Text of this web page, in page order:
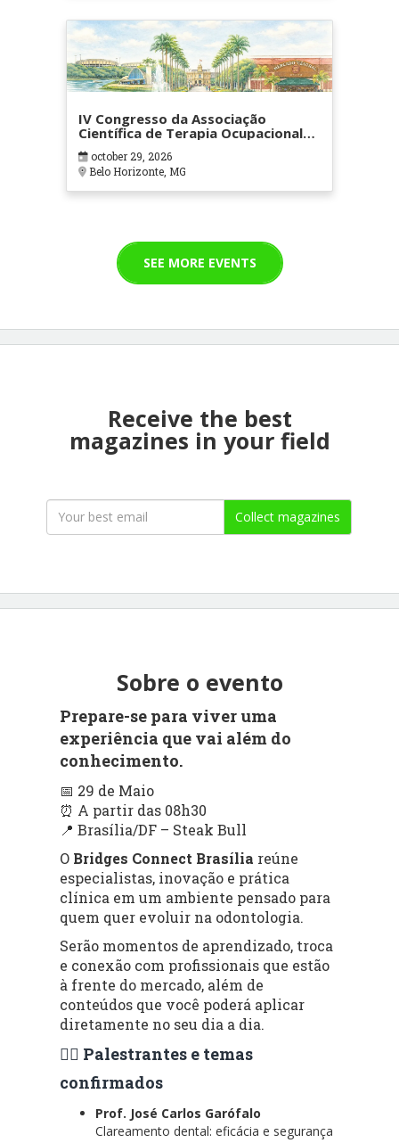
IV Congresso da Associação
Científica de Terapia Ocupacional
em Contextos Hospitalares e
Cuidados Paliativos - ATOHOSP
october 29, 2026
Belo Horizonte, MG
SEE MORE EVENTS
Receive the best
magazines in your field
Collect magazines
Sobre o evento
Prepare-se para viver uma
experiência que vai além do
conhecimento.
📅 29 de Maio
⏰ A partir das 08h30
📍 Brasília/DF – Steak Bull
O Bridges Connect Brasília reúne
especialistas, inovação e prática
clínica em um ambiente pensado para
quem quer evoluir na odontologia.
Serão momentos de aprendizado, troca
e conexão com profissionais que estão
à frente do mercado, além de
conteúdos que você poderá aplicar
diretamente no seu dia a dia.
👨‍⚕️ Palestrantes e temas
confirmados
Prof. José Carlos Garófalo
Clareamento dental: eficácia e segurança